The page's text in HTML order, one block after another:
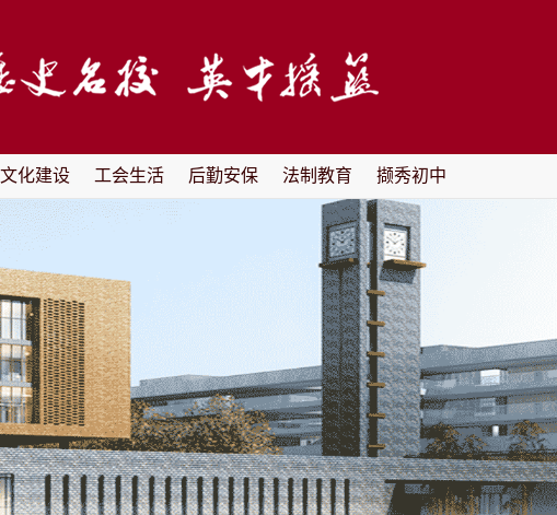
化建设 工会生活 后勤安保 法制教育 撷秀初中